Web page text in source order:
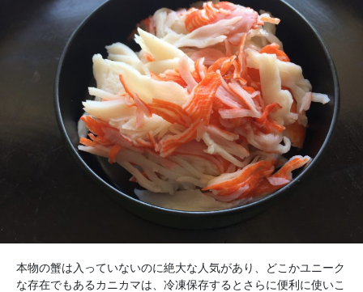
本物の蟹は入っていないのに絶大な人気があり、どこかユニーク
な存在でもあるカニカマは、冷凍保存するとさらに便利に使いこ